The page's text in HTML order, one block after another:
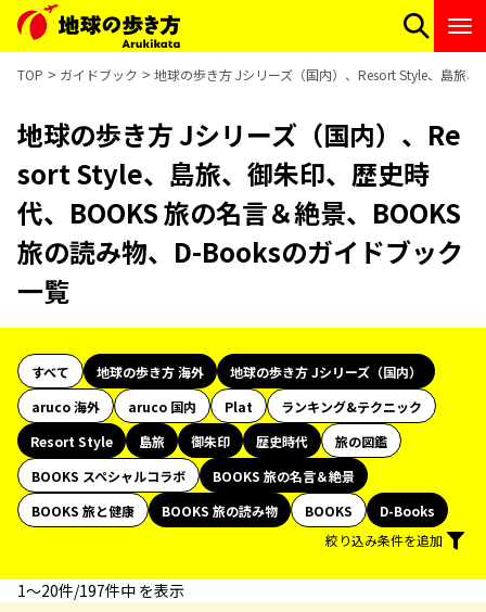
TOP ガイドブック 地球の歩き方 Jシリーズ（国内）、Resort Style、島旅
地球の歩き方 Jシリーズ（国内）、Re
sort Style、島旅、御朱印、歴史時
代、BOOKS 旅の名言＆絶景、BOOKS
旅の読み物、D-Booksのガイドブック
一覧
すべて 地球の歩き方 海外
地球の歩き方 Jシリーズ（国内）
aruco 海外
aruco 国内 Plat
ランキング&テクニック
Resort Style
島旅 御朱印 歴史時代
旅の図鑑
BOOKS スペシャルコラボ
BOOKS 旅の名言＆絶景
BOOKS 旅と健康
BOOKS 旅の読み物 BOOKS
D-Books
絞り込み条件を追加
1〜20件/197件中 を表示